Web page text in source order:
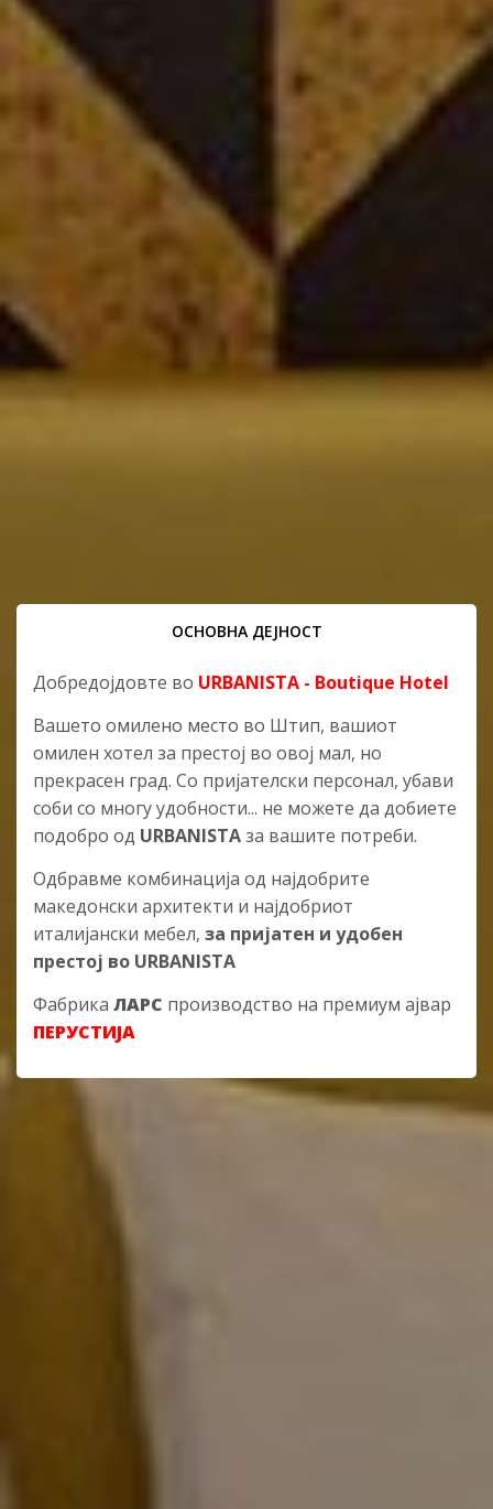
ОСНОВНА ДЕЈНОСТ
Добредојдовте во URBANISTA - Boutique Hotel
Вашето омилено место во Штип, вашиот
омилен хотел за престој во овој мал, но
прекрасен град. Со пријателски персонал, убави
соби со многу удобности... не можете да добиете
подобро од URBANISTAза вашите потреби.
Oдбравме комбинација од најдобрите
македонски архитекти и најдобриот
италијански мебел, за пријатен и удобен
престој во URBANISTA
Фабрика ЛАРС производство на премиум ајвар
ПЕРУСТИЈА